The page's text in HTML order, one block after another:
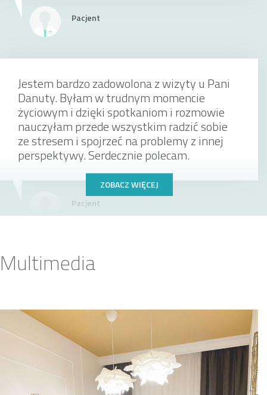
Pacjent
Jestem bardzo zadowolona z wizyty u Pani
Danuty. Byłam w trudnym momencie
życiowym i dzięki spotkaniom i rozmowie
nauczyłam przede wszystkim radzić sobie
ze stresem i spojrzeć na problemy z innej
perspektywy. Serdecznie polecam.
Pacjent
Bardzo mi pomogła terapia z panią Danutą.
a ja potrafię sobie o wiele lepiej radzić z
problemami i stresem. Jeżeli będę
potrzebował pomocy to na pewno wrócę.
Jestem wdzięczny za całą cierpliwość i
zrozumienie i cenne wskazówki.
ZOBACZ WIĘCEJ
Multimedia